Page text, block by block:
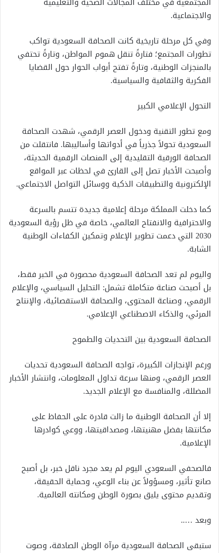
والاجتماعية.
وفي كل مرحلة تاريخية كانت الصحافة السعودية تواكب
تطورات المجتمع؛ فتارةً تنقل هموم المواطن، وتارةً تحتفي
بالمنجزات الوطنية، وتارةً تفتح أبواب الحوار حول القضايا
الفكرية والثقافية والسياسية.
التحول الإعلامي الكبير
ومع تطور التقنية ودخول العصر الرقمي، شهدت الصحافة
السعودية تحولاً جذرياً في أدواتها وأساليبها. فانتقلت من
الصحافة الورقية التقليدية إلى المنصات الرقمية الحديثة،
وأصبحت الأخبار تصل إلى القارئ في لحظات عبر المواقع
الإلكترونية والتطبيقات الذكية ووسائل التواصل الاجتماعي.
كما دخلت المملكة مرحلة إعلامية جديدة تتسم بالسرعة
والاحترافية والانفتاح العالمي، خاصة في ظل رؤية السعودية
2030 التي دعمت تطوير الإعلام وتمكين الكفاءات الوطنية
الشابة.
واليوم لم تعد الصحافة السعودية محصورة في الخبر فقط،
بل أصبحت صناعة متكاملة تشمل: التحليل السياسي، والإعلام
الرقمي، وصناعة المحتوى، والصحافة الاستقصائية، والإنتاج
المرئي، والذكاء الاصطناعي الإعلامي.
الصحافة السعودية بين التحديات والطموح
ورغم الإنجازات الكبيرة، تواجه الصحافة السعودية تحديات
العصر الرقمي، ومنها سرعة تداول المعلومات، وانتشار الأخبار
المضللة، والمنافسة مع الإعلام الجديد.
إلا أن الصحافة الوطنية ما زالت قادرة على الحفاظ على
مكانتها بفضل مهنيتها، ومصداقيتها، ووعي كوادرها
الإعلامية.
فالصحفي السعودي اليوم لم يعد مجرد ناقل خبر، بل أصبح
صانع تأثير، ومسؤولاً عن بناء الوعي، وحماية الحقيقة،
وتقديم محتوى يليق بصورة الوطن ومكانته العالمية.
وبعد …..
ستبقى الصحافة السعودية مرآة الوطن الصادقة، وصوت